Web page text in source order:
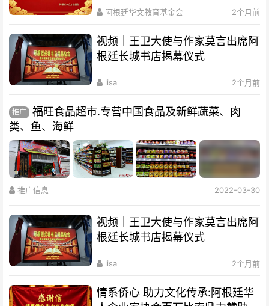
阿根廷华文教育基金会 2个月前
视频｜王卫大使与作家莫言出席阿
根廷长城书店揭幕仪式
lisa 2个月前
推广
福旺食品超市.专营中国食品及新鲜蔬菜、肉
类、鱼、海鲜
推广信息 2022-03-30
视频｜王卫大使与作家莫言出席阿
根廷长城书店揭幕仪式
lisa 2个月前
情系侨心 助力文化传承:阿根廷华